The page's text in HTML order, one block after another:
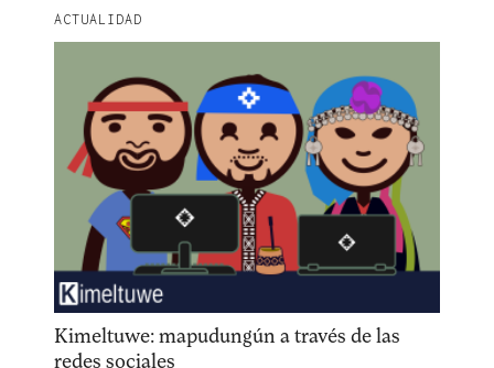
ACTUALIDAD
Kimeltuwe: mapudungún a través de las
redes sociales